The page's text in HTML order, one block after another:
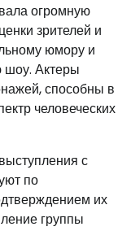
огромную
зрителей и
юмору и
шоу. Актеры
способны в
человеческих
с
по
их
группы